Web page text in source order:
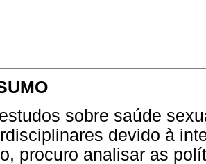
sobre saúde
devido à
procuro analisar as